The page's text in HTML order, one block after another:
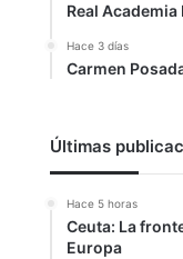
Real
Hace 3 días
Carmen
Últimas
Hace 5 horas
Ceuta: La
Europa